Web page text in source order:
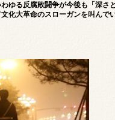
ゆる反腐敗闘争が今後も「深さ
化大革命のスローガンを叫んで